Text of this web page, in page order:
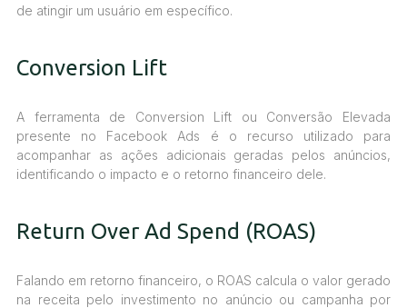
de atingir um usuário em específico.
Conversion Lift
A ferramenta de Conversion Lift ou Conversão Elevada
presente no Facebook Ads é o recurso utilizado para
acompanhar as ações adicionais geradas pelos anúncios,
identificando o impacto e o retorno financeiro dele.
Return Over Ad Spend (ROAS)
Falando em retorno financeiro, o ROAS calcula o valor gerado
na receita pelo investimento no anúncio ou campanha por